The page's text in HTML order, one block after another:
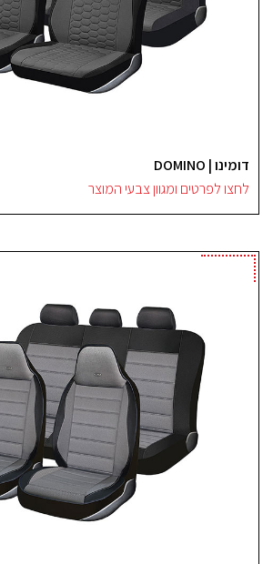
דומינו | DOMINO
לחצו לפרטים ומגוון צבעי המוצר